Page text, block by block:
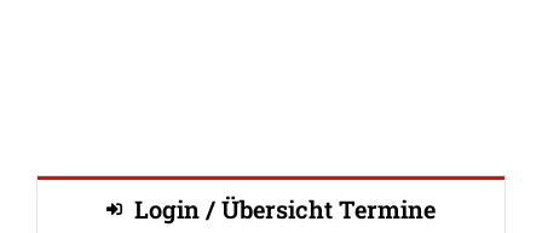
Login / Übersicht Termine